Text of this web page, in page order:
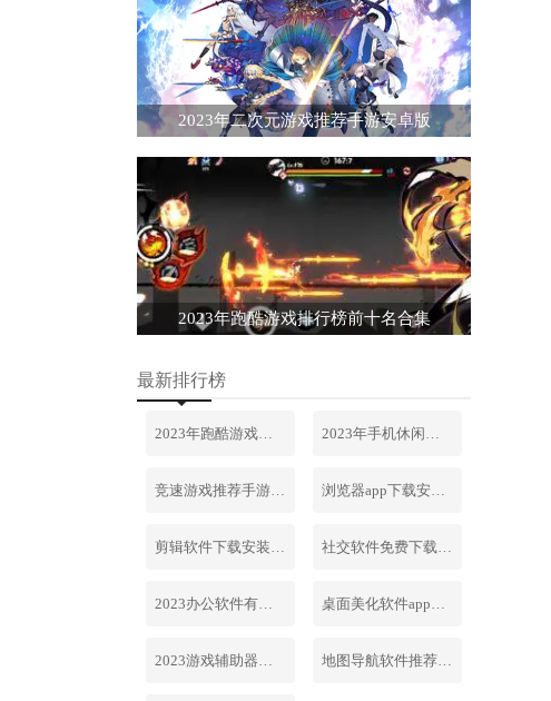
2023年二次元游戏推荐手游安卓版
2023年跑酷游戏排行榜前十名合集
最新排行榜
2023年跑酷游戏排行榜前十名合集 2023年手机休闲游戏排行榜前十名
竞速游戏推荐手游排行榜最新2023 浏览器app下载安装免费官网
剪辑软件下载安装免费手机版 社交软件免费下载安装大全最新
2023办公软件有哪些合集软件 桌面美化软件app下载安卓版
2023游戏辅助器软件大全免费 地图导航软件推荐下载安装手机版